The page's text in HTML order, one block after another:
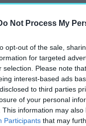
Not Process My
opt-out of the sale,
for targeted
selection. Please note
interest-based ads
to third parties
of your personal
This information may
Participants that may
legértékesebb
a tavasztól őszig
magyar
vagy
remek